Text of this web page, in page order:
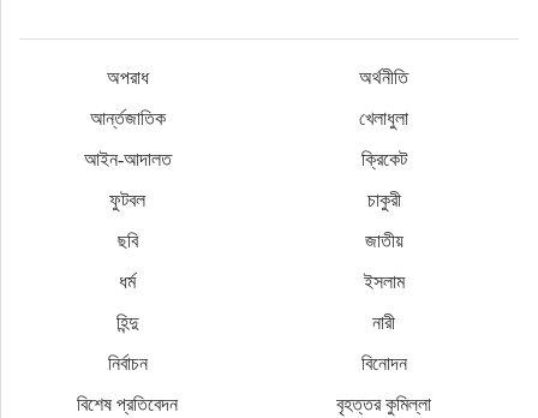
অপরাধ
অর্থনীতি
আর্ন্তজাতিক
খেলাধুলা
আইন-আদালত
ক্রিকেট
ফুটবল
চাকুরী
ছবি
জাতীয়
ধর্ম
ইসলাম
হিন্দু
নারী
নির্বাচন
বিনোদন
বিশেষ প্রতিবেদন
বৃহত্তর কুমিল্লা